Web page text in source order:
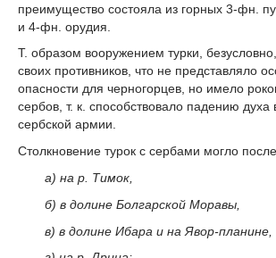
преимущество состояла из горных 3-фн.
и 4-фн. орудия.
Т. образом вооружением турки,
своих противников, что не представляло
опасности для черногорцев, но имело
сербов, т. к. способствовало падению духа
сербской армии.
Столкновение турок с сербами могло
а) на р. Тимок,
б) в долине Болгарской Моравы,
в) в долине Ибара и на Явор-планине,